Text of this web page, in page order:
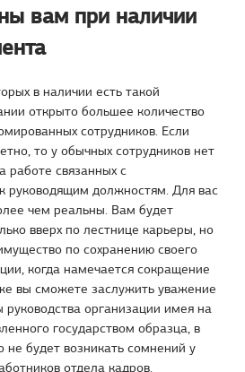
вам при наличии
в наличии есть такой
открыто большее количество
сотрудников. Если
то у обычных сотрудников нет
работе связанных с
руководящим должностям. Для вас
чем реальны. Вам будет
вверх по лестнице карьеры, но
по сохранению своего
когда намечается сокращение
вы сможете заслужить уважение
руководства организации имея на
государством образца, в
не будет возникать сомнений у
отдела кадров.